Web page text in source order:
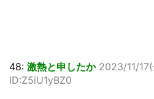
48: 激熱と申したか 2023/11/
ID:Z5iU1yBZ0